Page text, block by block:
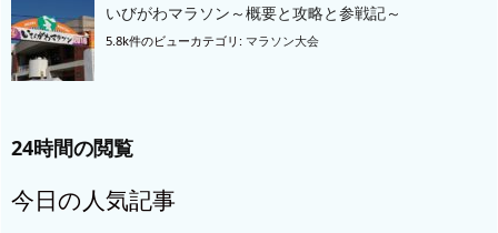
いびがわマラソン～概要と攻略と参戦記～
5.8k件のビューカテゴリ: マラソン大会
24時間の閲覧
今日の人気記事